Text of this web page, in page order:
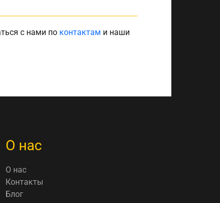
с нами по контактам и наши
О нас
О нас
Контакты
Блог